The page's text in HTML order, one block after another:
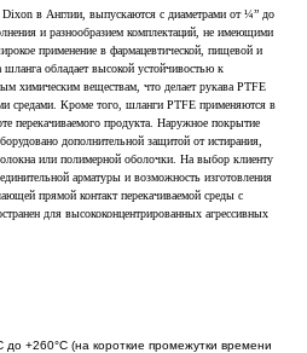
в Англии, выпускаются с диаметрами от ¼” до
и разнообразием комплектаций, не имеющими
применение в фармацевтической, пищевой и
обладает высокой устойчивостью к
химическим веществам, что делает рукава PTFE
средами. Кроме того, шланги PTFE применяются в
перекачиваемого продукта. Наружное покрытие
дополнительной защитой от истирания,
или полимерной оболочки. На выбор клиенту
арматуры и возможность изготовления
прямой контакт перекачиваемой среды с
для высококонцентрированных агрессивных
+260°C (на короткие промежутки времени